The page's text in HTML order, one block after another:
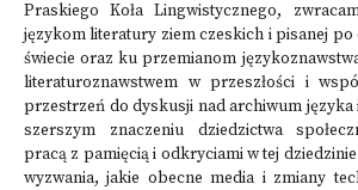
Praskiego Koła Lingwistycznego,
językom literatury ziem czeskich i pisanej
świecie oraz ku przemianom
literaturoznawstwem w przeszłości i
przestrzeń do dyskusji nad archiwum
szerszym znaczeniu dziedzictwa
pracą z pamięcią i odkryciami w tej
wyzwania, jakie obecne media i zmiany